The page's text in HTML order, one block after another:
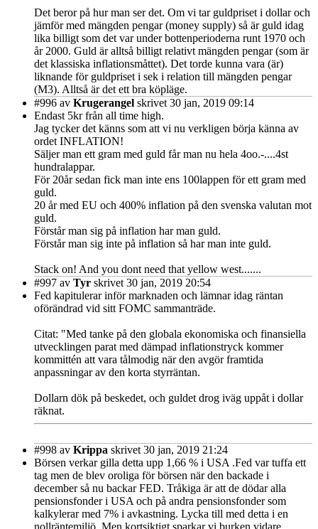
Det beror på hur man ser det. Om vi tar guldpriset i dollar och
jämför med mängden pengar (money supply) så är guld idag
lika billigt som det var under bottenperioderna runt 1970 och
år 2000. Guld är alltså billigt relativt mängden pengar (som är
det klassiska inflationsmåttet). Det torde kunna vara (är)
liknande för guldpriset i sek i relation till mängden pengar
(M3). Alltså är det ett bra köpläge.
#996 av Krugerangel skrivet 30 jan, 2019 09:14
Endast 5kr från all time high.
Jag tycker det känns som att vi nu verkligen börja känna av
ordet INFLATION!
Säljer man ett gram med guld får man nu hela 4oo.-....4st
hundralappar.
För 20år sedan fick man inte ens 100lappen för ett gram med
guld.
20 år med EU och 400% inflation på den svenska valutan mot
guld.
Förstår man sig på inflation har man guld.
Förstår man sig inte på inflation så har man inte guld.
Stack on! And you dont need that yellow west.......
#997 av Tyr skrivet 30 jan, 2019 20:54
Fed kapitulerar inför marknaden och lämnar idag räntan
oförändrad vid sitt FOMC sammanträde.
Citat: "Med tanke på den globala ekonomiska och finansiella
utvecklingen parat med dämpad inflationstryck kommer
kommittén att vara tålmodig när den avgör framtida
anpassningar av den korta styrräntan.
Dollarn dök på beskedet, och guldet drog iväg uppåt i dollar
räknat.
#998 av Krippa skrivet 30 jan, 2019 21:24
Börsen verkar gilla detta upp 1,66 % i USA .Fed var tuffa ett
tag men de blev oroliga för börsen när den backade i
december så nu backar FED. Tråkiga är att de dödar alla
pensionsfonder i USA och på andra pensionsfonder som
kalkylerar med 7% i avkastning. Lycka till med detta i en
nollräntemiljö. Men kortsiktigt sparkar vi burken vidare .